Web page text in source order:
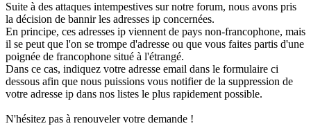
Suite à des attaques intempestives sur notre forum, nous avons pris
la décision de bannir les adresses ip concernées.
En principe, ces adresses ip viennent de pays non-francophone, mais
il se peut que l'on se trompe d'adresse ou que vous faites partis d'une
poignée de francophone situé à l'étrangé.
Dans ce cas, indiquez votre adresse email dans le formulaire ci
dessous afin que nous puissions vous notifier de la suppression de
votre adresse ip dans nos listes le plus rapidement possible.
N'hésitez pas à renouveler votre demande !